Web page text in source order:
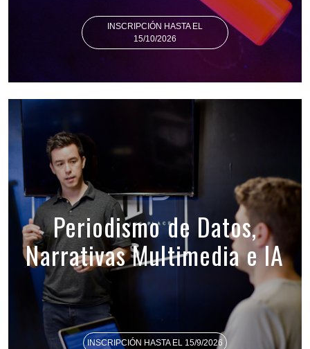
INSCRIPCIÓN HASTA EL
15/10/2026
Periodismo de Datos,
Narrativas Multimedia e IA
INSCRIPCIÓN HASTA EL 15/9/2026